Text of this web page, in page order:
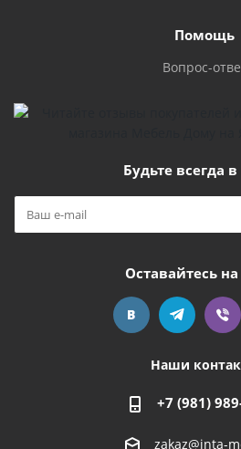
Помощь
Вопрос-
Будьте всегда
Оставайтесь
Наши
+7 (981)
zakaz@inta-